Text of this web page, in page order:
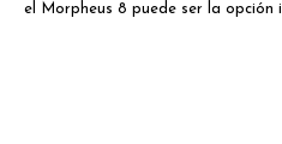
el Morpheus 8 puede ser la opción